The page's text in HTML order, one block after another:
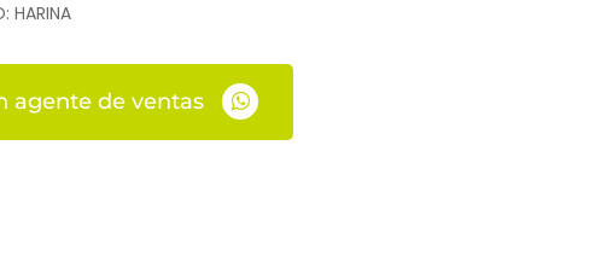
HARINA

agente de ventas